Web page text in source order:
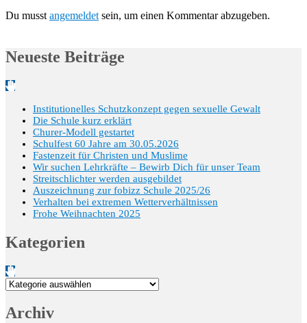
Du musst angemeldet sein, um einen Kommentar abzugeben.
Neueste Beiträge
Institutionelles Schutzkonzept gegen sexuelle Gewalt
Die Schule kurz erklärt
Churer-Modell gestartet
Schulfest 60 Jahre am 30.05.2026
Fastenzeit für Christen und Muslime
Wir suchen Lehrkräfte – Bewirb Dich für unser Team
Streitschlichter werden ausgebildet
Auszeichnung zur fobizz Schule 2025/26
Verhalten bei extremen Wetterverhältnissen
Frohe Weihnachten 2025
Kategorien
Kategorien
Archiv